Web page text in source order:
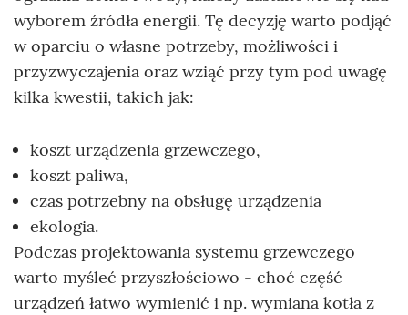
wyborem źródła energii. Tę decyzję warto podjąć
w oparciu o własne potrzeby, możliwości i
przyzwyczajenia oraz wziąć przy tym pod uwagę
kilka kwestii, takich jak:
koszt urządzenia grzewczego,
koszt paliwa,
czas potrzebny na obsługę urządzenia
ekologia.
Podczas projektowania systemu grzewczego
warto myśleć przyszłościowo - choć część
urządzeń łatwo wymienić i np. wymiana kotła z